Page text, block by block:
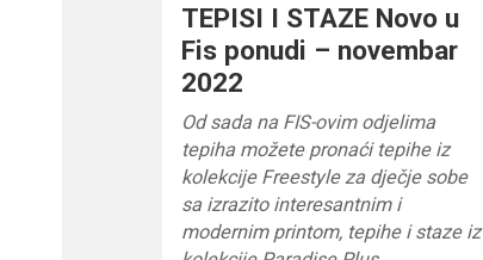
TEPISI I STAZE Novo u
Fis ponudi – novembar
2022
Od sada na FIS-ovim odjelima
tepiha možete pronaći tepihe iz
kolekcije Freestyle za dječje sobe
sa izrazito interesantnim i
modernim printom, tepihe i staze iz